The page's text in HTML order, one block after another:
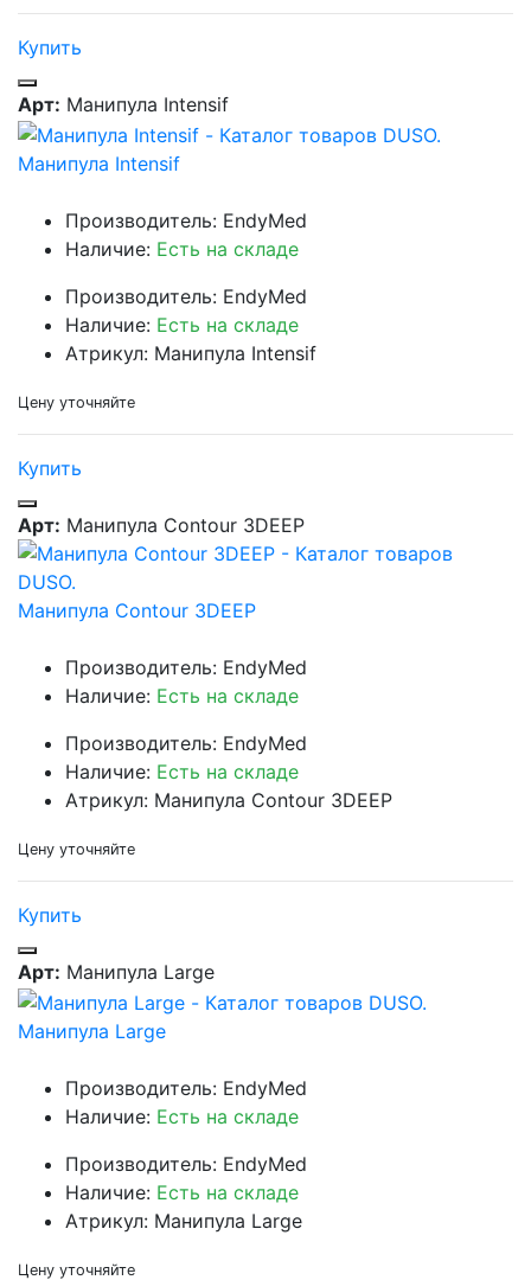
Купить
Арт: Манипула Intensif
Манипула Intensif
Производитель: EndyMed
Наличие: Есть на складе
Производитель: EndyMed
Наличие: Есть на складе
Атрикул: Манипула Intensif
Цену уточняйте
Купить
Арт: Манипула Contour 3DEEP
Манипула Contour 3DEEP
Производитель: EndyMed
Наличие: Есть на складе
Производитель: EndyMed
Наличие: Есть на складе
Атрикул: Манипула Contour 3DEEP
Цену уточняйте
Купить
Арт: Манипула Large
Манипула Large
Производитель: EndyMed
Наличие: Есть на складе
Производитель: EndyMed
Наличие: Есть на складе
Атрикул: Манипула Large
Цену уточняйте